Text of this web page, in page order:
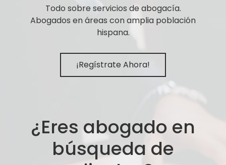
Todo sobre servicios de abogacía.
Abogados en áreas con amplia población
hispana.
¡Regístrate Ahora!
¿Eres abogado en
búsqueda de